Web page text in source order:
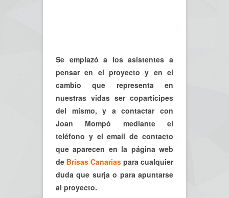
Se emplazó a los asistentes a
pensar en el proyecto y en el
cambio que representa en
nuestras vidas ser copartícipes
del mismo, y a contactar con
Joan Mompó mediante el
teléfono y el email de contacto
que aparecen en la página web
de Brisas Canarias para cualquier
duda que surja o para apuntarse
al proyecto.